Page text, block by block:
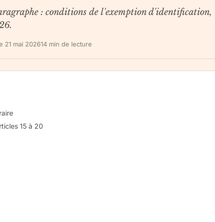
: conditions de l'exemption d'identification,
21 mai 202614 min de lecture
15 à 20